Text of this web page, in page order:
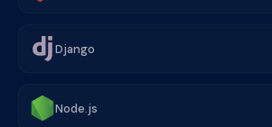
Django
Node.js